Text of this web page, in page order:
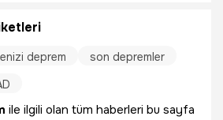
deprem
son depremler
ile ilgili olan tüm haberleri bu sayfa